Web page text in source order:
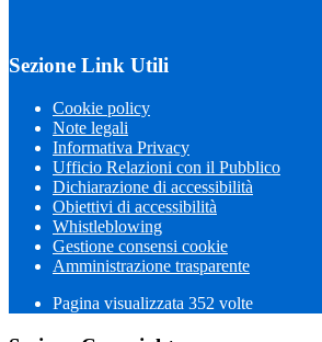
Sezione Link Utili
Cookie policy
Note legali
Informativa Privacy
Ufficio Relazioni con il Pubblico
Dichiarazione di accessibilità
Obiettivi di accessibilità
Whistleblowing
Gestione consensi cookie
Amministrazione trasparente
Pagina visualizzata 352 volte